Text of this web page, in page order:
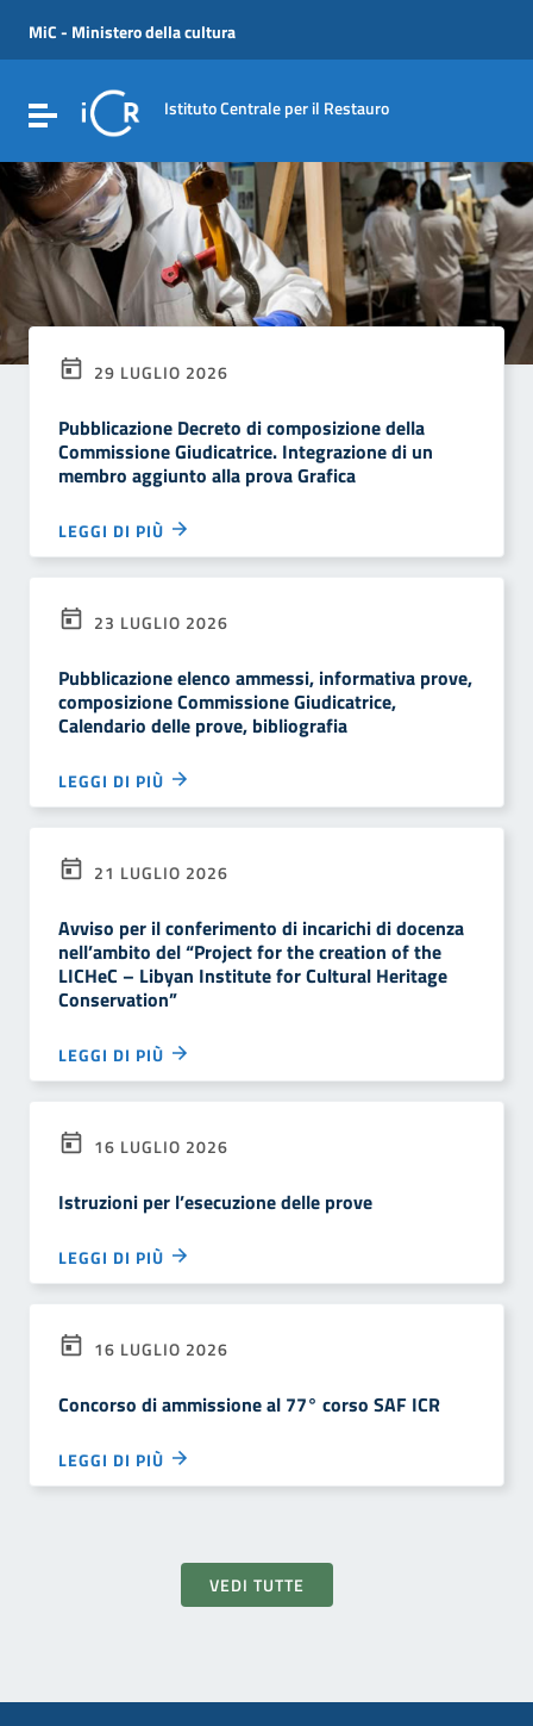
Vai al menu di navigazione
Vai al footer
MiC - Ministero della cultura
Attiva / disattiva la navigazione
Istituto Centrale per il Restauro
29 LUGLIO 2026
Pubblicazione Decreto di composizione della
Commissione Giudicatrice. Integrazione di un
membro aggiunto alla prova Grafica
LEGGI DI PIÙ
23 LUGLIO 2026
Pubblicazione elenco ammessi, informativa prove,
composizione Commissione Giudicatrice,
Calendario delle prove, bibliografia
LEGGI DI PIÙ
21 LUGLIO 2026
Avviso per il conferimento di incarichi di docenza
nell’ambito del “Project for the creation of the
LICHeC – Libyan Institute for Cultural Heritage
Conservation”
LEGGI DI PIÙ
16 LUGLIO 2026
Istruzioni per l’esecuzione delle prove
LEGGI DI PIÙ
16 LUGLIO 2026
Concorso di ammissione al 77° corso SAF ICR
LEGGI DI PIÙ
VEDI TUTTE